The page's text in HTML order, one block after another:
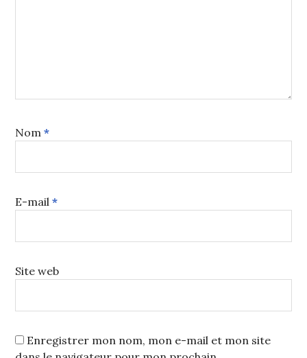
Nom*
E-mail*
Site web
Enregistrer mon nom, mon e-mail et mon site